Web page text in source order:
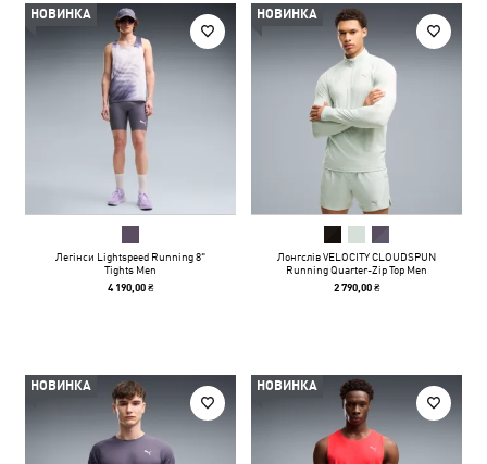
НОВИНКА
Легінси Lightspeed Running 8"
Tights Men
4 190,00 ₴
НОВИНКА
Лонгслів VELOCITY CLOUDSPUN
Running Quarter-Zip Top Men
2 790,00 ₴
НОВИНКА НОВИНКА